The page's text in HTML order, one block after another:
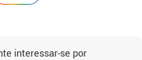
interessar-se por